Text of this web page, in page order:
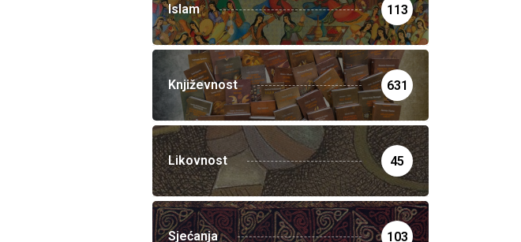
Islam 113
Književnost 631
Likovnost 45
Sjećanja 103